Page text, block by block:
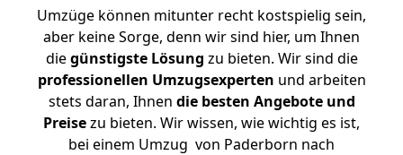
Umzüge können mitunter recht kostspielig sein,
aber keine Sorge, denn wir sind hier, um Ihnen
diegünstigste Lösung zu bieten. Wir sind die
professionellen Umzugsexperten und arbeiten
stets daran, Ihnen die besten Angebote und
Preisezu bieten. Wir wissen, wie wichtig es ist,
bei einem Umzug von Paderborn nach